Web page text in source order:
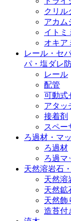
クリル
アカム
イトミ
オキア
レール・セ
パ・塩ダレ
レール
配管
可動式
アタッ
接着剤
スペー
ろ過材・マ
ろ過材
ろ過マ
天然溶岩石
天然溶
天然鉱
天然飾
造苔付